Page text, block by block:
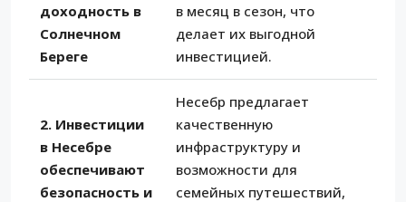
доходность в
Солнечном
Береге
в месяц в сезон, что
делает их выгодной
инвестицией.
2. Инвестиции
в Несебре
обеспечивают
безопасность и
Несебр предлагает
качественную
инфраструктуру и
возможности для
семейных путешествий,